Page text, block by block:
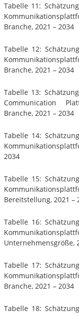
Tabelle 11:
Branche, 2021 – 2034
Tabelle 12:
Branche, 2021 – 2034
Tabelle 13:
Communication
Branche, 2021 – 2034
Tabelle 14:
2034
Tabelle 15:
Bereitstellung, 2021 –
Tabelle 16:
Unternehmensgröße,
Tabelle 17:
Branche, 2021 – 2034
Tabelle 18: